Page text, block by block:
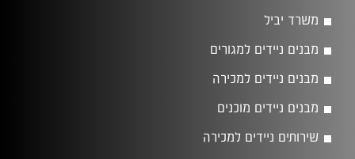
משרד יביל
מבנים ניידים למגורים
מבנים ניידים למכירה
מבנים ניידים מוכנים
שירותים ניידים למכירה